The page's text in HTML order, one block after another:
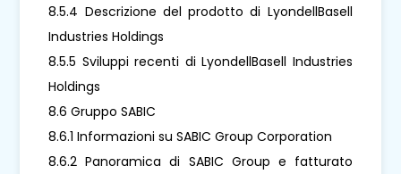
8.5.4 Descrizione del prodotto di LyondellBasell
Industries Holdings
8.5.5 Sviluppi recenti di LyondellBasell Industries
Holdings
8.6 Gruppo SABIC
8.6.1 Informazioni su SABIC Group Corporation
8.6.2 Panoramica di SABIC Group e fatturato